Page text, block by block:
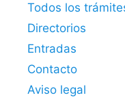
Todos los
Directorios
Entradas
Contacto
Aviso legal